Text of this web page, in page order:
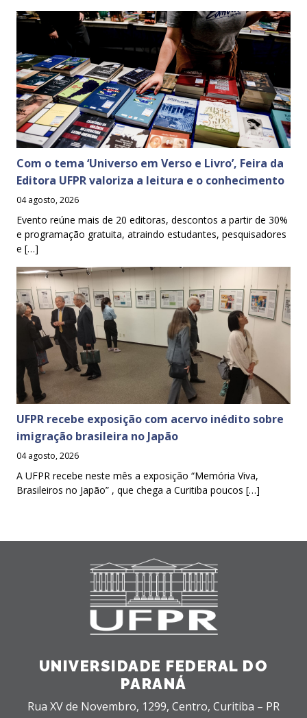
Com o tema ‘Universo em Verso e Livro’, Feira da
Editora UFPR valoriza a leitura e o conhecimento
04 agosto, 2026
Evento reúne mais de 20 editoras, descontos a partir de 30%
e programação gratuita, atraindo estudantes, pesquisadores
e […]
UFPR recebe exposição com acervo inédito sobre
imigração brasileira no Japão
04 agosto, 2026
A UFPR recebe neste mês a exposição “Memória Viva,
Brasileiros no Japão” , que chega a Curitiba poucos […]
UNIVERSIDADE FEDERAL DO
PARANÁ
Rua XV de Novembro, 1299, Centro, Curitiba – PR